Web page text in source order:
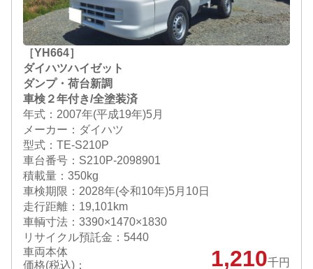
［YH664］
ダイハツハイゼット
ダンプ・荷台新調
車検２年付き/全塗装済
年式：2007年(平成19年)5月
メーカー：ダイハツ
型式：TE-S210P
車台番号：S210P-2098901
積載量：350kg
車検期限： 2028年(令和10年)5月10日
走行距離：19,101km
車輌寸法：3390×1470×1830
リサイクル預託金：5440
車両本体
価格(税込)：
1,210千円